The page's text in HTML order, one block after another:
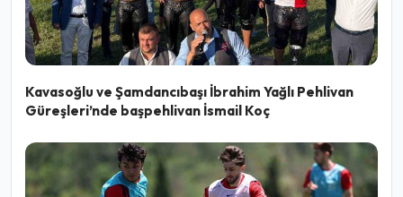
Kavasoğlu ve Şamdancıbaşı İbrahim Yağlı Pehlivan
Güreşleri’nde başpehlivan İsmail Koç